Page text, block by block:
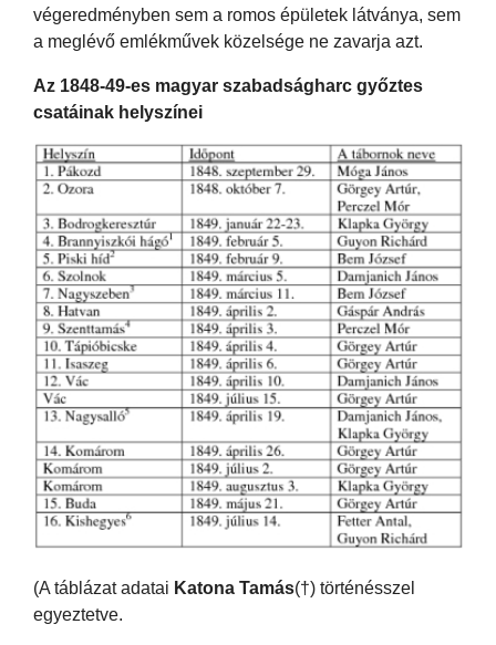
végeredményben sem a romos épületek látványa, sem
a meglévő emlékművek közelsége ne zavarja azt.
Az 1848-49-es magyar szabadságharc győztes
csatáinak helyszínei
(A táblázat adatai Katona Tamás(†) történésszel
egyeztetve.